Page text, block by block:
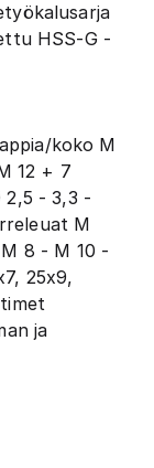
HSS-G -
koko M
12 + 7
2,5 - 3,3 -
M
8 - M 10 -
25x9,
ja